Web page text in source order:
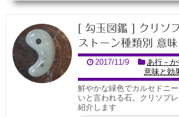
[ 勾玉図鑑 ] クリソ
ストーン種類別 意
2017/11/9 あ行－
意味と効
鮮やかな緑色でカルセドニ
いと言われる石。クリソプ
紹介します